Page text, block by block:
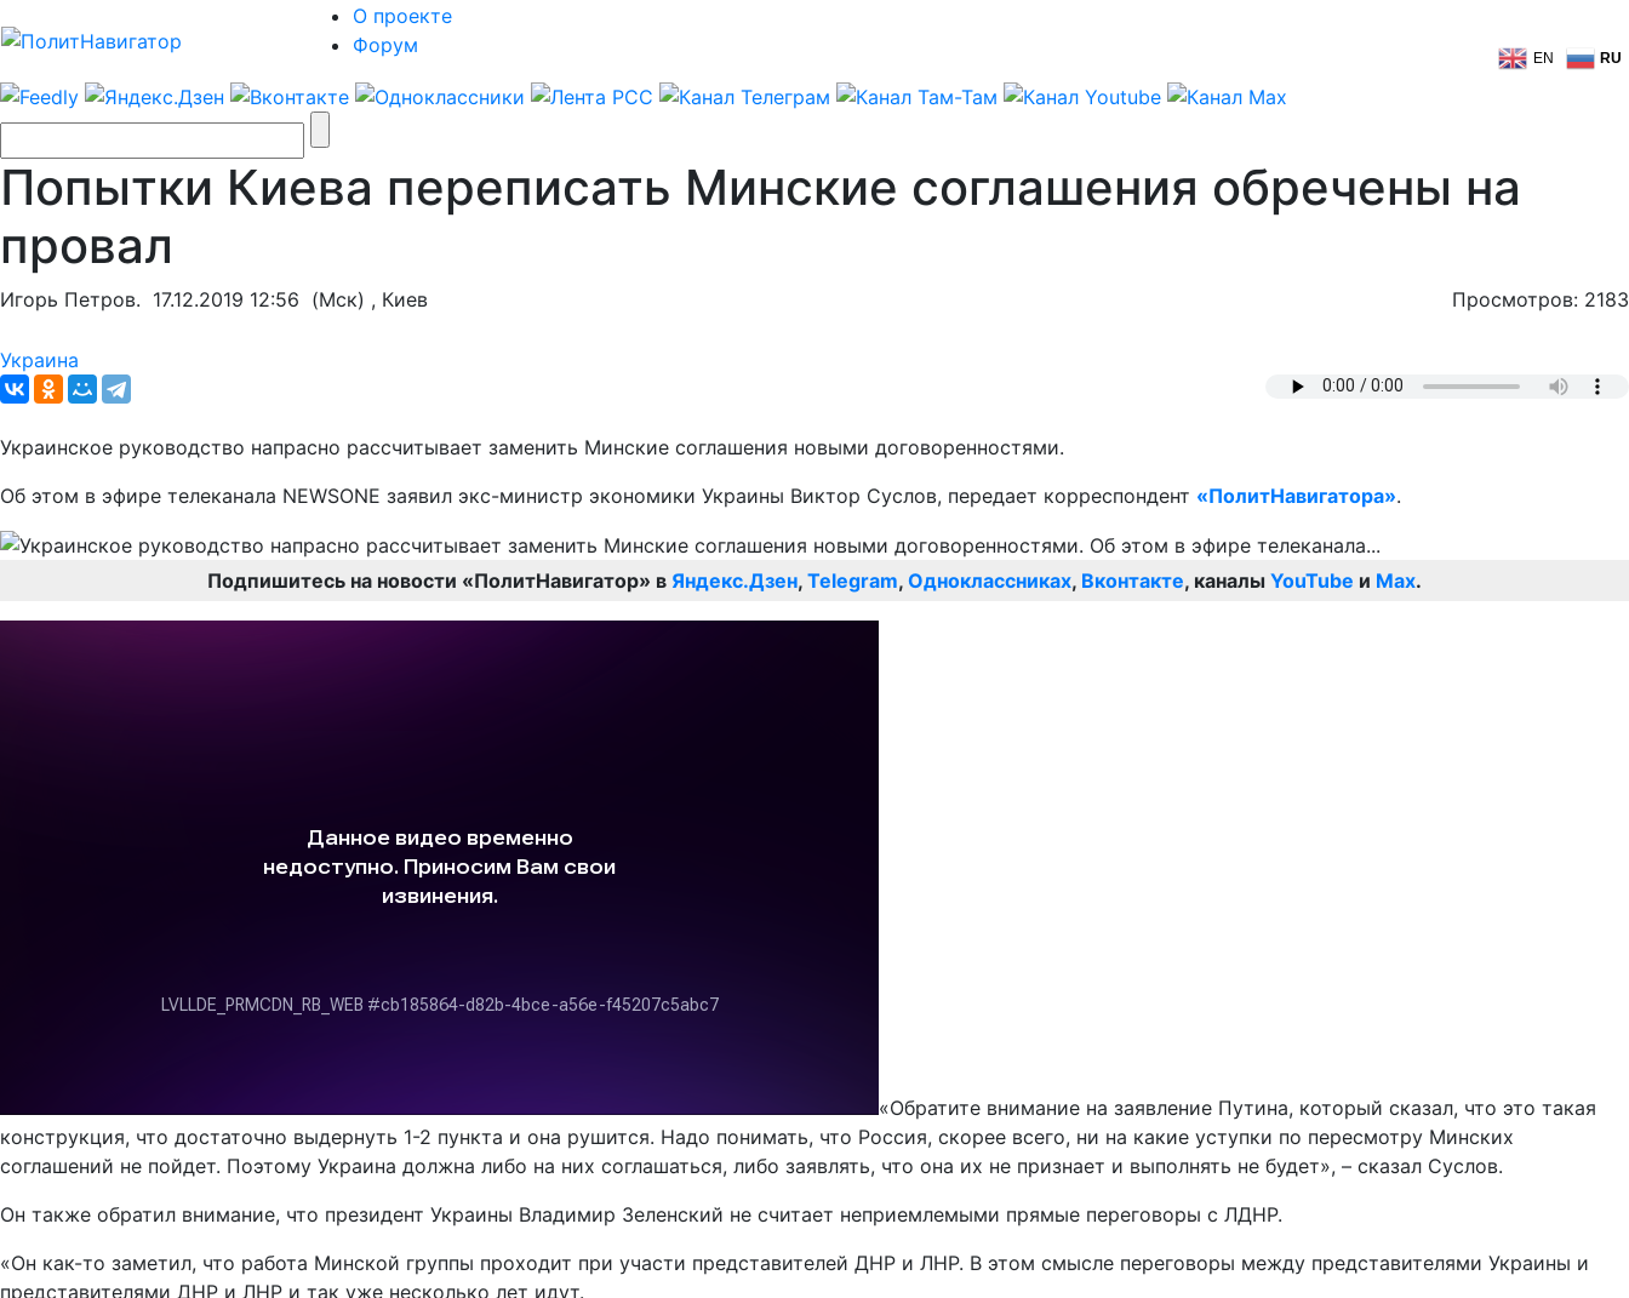
О проекте
Форум
EN RU
Попытки Киева переписать Минские соглашения обречены на
провал
Игорь Петров. 17.12.2019 12:56 (Мск) , Киев Просмотров: 2183
Украина
Украинское руководство напрасно рассчитывает заменить Минские соглашения новыми договоренностями.
Об этом в эфире телеканала NEWSONE заявил экс-министр экономики Украины Виктор Суслов, передает корреспондент «ПолитНавигатора».
Подпишитесь на новости «ПолитНавигатор» в Яндекс.Дзен, Telegram, Одноклассниках, Вконтакте, каналы YouTube и Max.
«Обратите внимание на заявление Путина, который сказал, что это такая
конструкция, что достаточно выдернуть 1-2 пункта и она рушится. Надо понимать, что Россия, скорее всего, ни на какие уступки по пересмотру Минских
соглашений не пойдет. Поэтому Украина должна либо на них соглашаться, либо заявлять, что она их не признает и выполнять не будет», – сказал Суслов.
Он также обратил внимание, что президент Украины Владимир Зеленский не считает неприемлемыми прямые переговоры с ЛДНР.
«Он как-то заметил, что работа Минской группы проходит при участи представителей ДНР и ЛНР. В этом смысле переговоры между представителями Украины и
представителями ДНР и ЛНР и так уже несколько лет идут.